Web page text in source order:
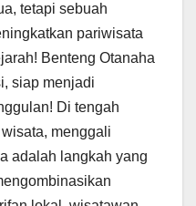
tetapi sebuah
pariwisata
Benteng Otanaha
siap menjadi
Di tengah
menggali
adalah langkah yang